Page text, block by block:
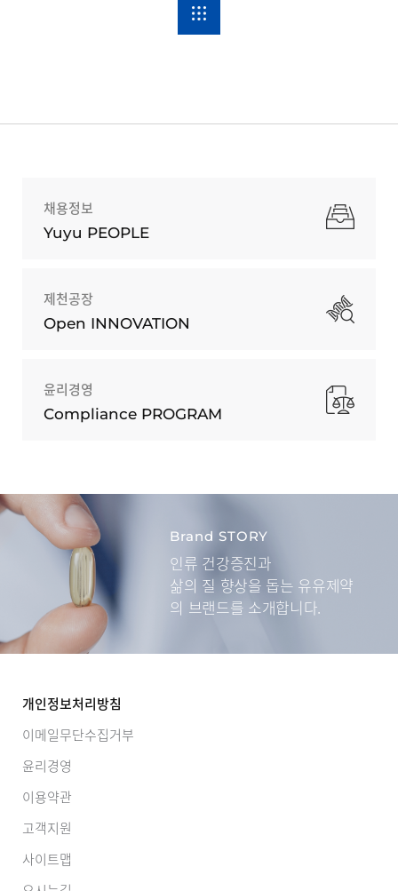
채용정보
Yuyu PEOPLE
제천공장
Open INNOVATION
윤리경영
Compliance PROGRAM
Brand STORY
인류 건강증진과
삶의 질 향상을 돕는 유유제약
의 브랜드를 소개합니다.
개인정보처리방침
이메일무단수집거부
윤리경영
이용약관
고객지원
사이트맵